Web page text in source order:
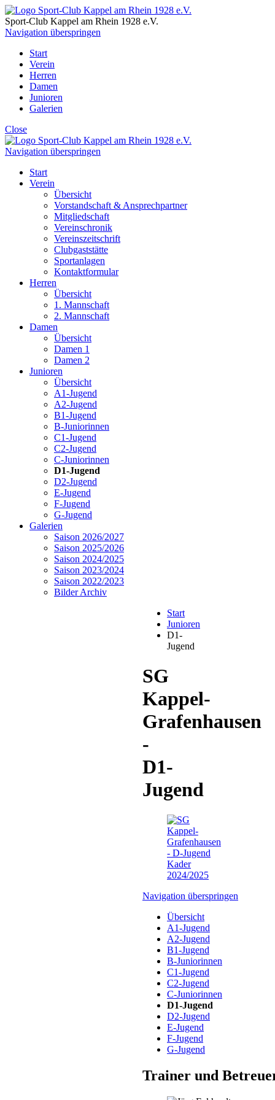
Sport-Club Kappel am Rhein 1928 e.V.
Navigation überspringen
Start
Verein
Herren
Damen
Junioren
Galerien
Close
Navigation überspringen
Start
Verein
Übersicht
Vorstandschaft & Ansprechpartner
Mitgliedschaft
Vereinschronik
Vereinszeitschrift
Clubgaststätte
Sportanlagen
Kontaktformular
Herren
Übersicht
1. Mannschaft
2. Mannschaft
Damen
Übersicht
Damen 1
Damen 2
Junioren
Übersicht
A1-Jugend
A2-Jugend
B1-Jugend
B-Juniorinnen
C1-Jugend
C2-Jugend
C-Juniorinnen
D1-Jugend
D2-Jugend
E-Jugend
F-Jugend
G-Jugend
Galerien
Saison 2026/2027
Saison 2025/2026
Saison 2024/2025
Saison 2023/2024
Saison 2022/2023
Bilder Archiv
Start
Junioren
D1-
Jugend
SG
Kappel-
Grafenhausen
-
D1-
Jugend
Navigation überspringen
Übersicht
A1-Jugend
A2-Jugend
B1-Jugend
B-Juniorinnen
C1-Jugend
C2-Jugend
C-Juniorinnen
D1-Jugend
D2-Jugend
E-Jugend
F-Jugend
G-Jugend
Trainer und